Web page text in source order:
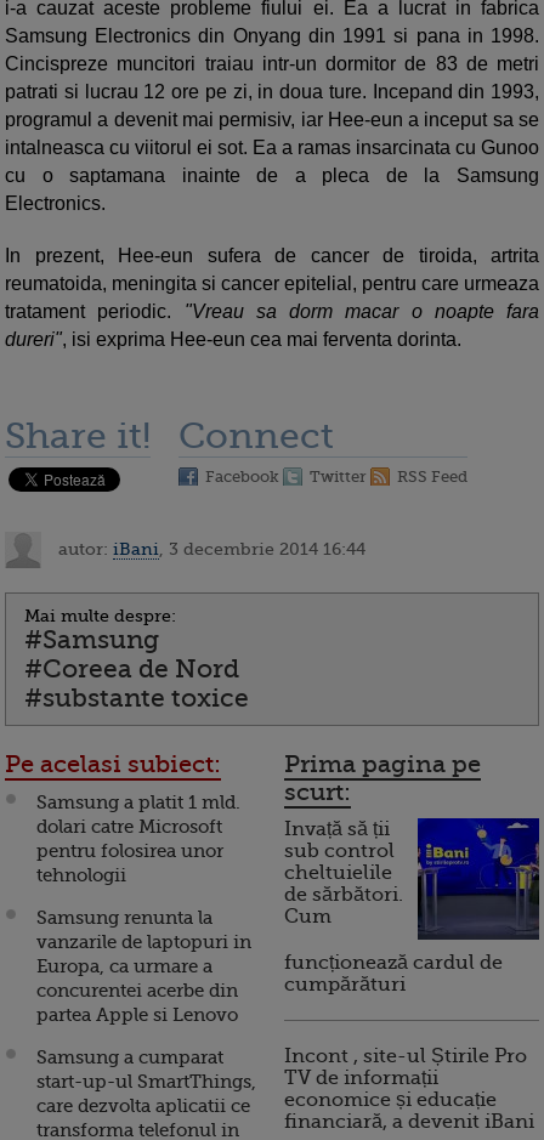
i-a cauzat aceste probleme fiului ei. Ea a lucrat in fabrica
Samsung Electronics din Onyang din 1991 si pana in 1998.
Cincispreze muncitori traiau intr-un dormitor de 83 de metri
patrati si lucrau 12 ore pe zi, in doua ture. Incepand din 1993,
programul a devenit mai permisiv, iar Hee-eun a inceput sa se
intalneasca cu viitorul ei sot. Ea a ramas insarcinata cu Gunoo
cu o saptamana inainte de a pleca de la Samsung
Electronics.
In prezent, Hee-eun sufera de cancer de tiroida, artrita
reumatoida, meningita si cancer epitelial, pentru care urmeaza
tratament periodic. "Vreau sa dorm macar o noapte fara
dureri", isi exprima Hee-eun cea mai ferventa dorinta.
Share it! Connect
Facebook Twitter RSS Feed
autor: iBani , 3 decembrie 2014 16:44
Mai multe despre:
#Samsung
#Coreea de Nord
#substante toxice
Pe acelasi subiect:
Samsung a platit 1 mld.
dolari catre Microsoft
pentru folosirea unor
tehnologii
Samsung renunta la
vanzarile de laptopuri in
Europa, ca urmare a
concurentei acerbe din
partea Apple si Lenovo
Samsung a cumparat
start-up-ul SmartThings,
care dezvolta aplicatii ce
transforma telefonul in
Prima pagina pe
scurt:
Invață să ții
sub control
cheltuielile
de sărbători.
Cum
funcționează cardul de
cumpărături
Incont , site-ul Știrile Pro
TV de informații
economice și educație
financiară, a devenit iBani